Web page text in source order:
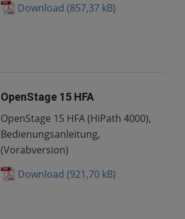
Download
OpenStage 15 HFA
OpenStage 15 HFA (HiPath 4000),
Bedienungsanleitung,
(Vorabversion)
Download